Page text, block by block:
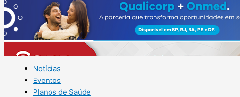
Notícias
Eventos
Planos de Saúde